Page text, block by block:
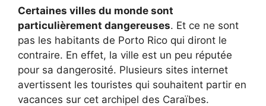
Certaines villes du monde sont
particulièrement dangereuses. Et ce ne sont
pas les habitants de Porto Rico qui diront le
contraire. En effet, la ville est un peu réputée
pour sa dangerosité. Plusieurs sites internet
avertissent les touristes qui souhaitent partir en
vacances sur cet archipel des Caraïbes.